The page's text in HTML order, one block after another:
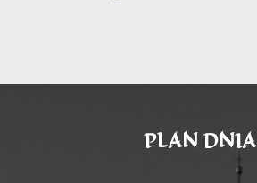
PLAN DNIA